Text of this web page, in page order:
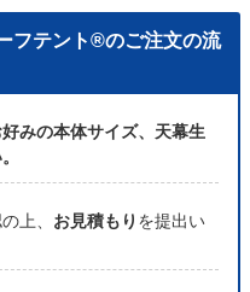
フテント®のご注文の流
みの本体サイズ、天幕生
上、 お見積もり を提出い